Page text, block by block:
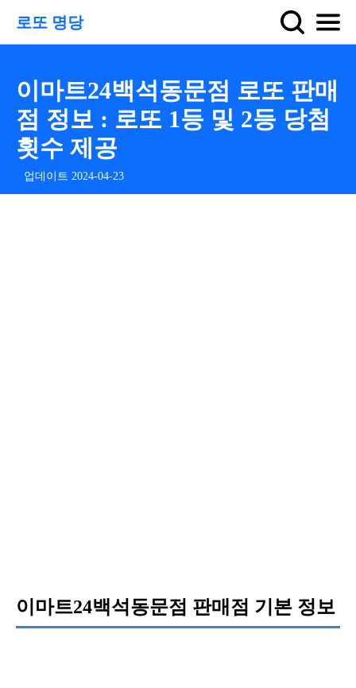
로또 명당
이마트24백석동문점 로또 판매
점 정보 : 로또 1등 및 2등 당첨
횟수 제공
업데이트 2024-04-23
이마트24백석동문점 판매점 기본 정보